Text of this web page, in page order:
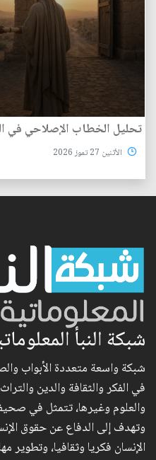
تحليل الخطاب الإصلاحي في
الأثنين 27 تموز 2026
شبكة النبأ
شبكة واسعة متعددة الأبواب
في الفكر والثقافة والدين
والعلوم وغيرها، تتمثل في
وتهدف إلى الدفاع عن حقوق
الإنسان فكريا وثقافيا، وتطوير